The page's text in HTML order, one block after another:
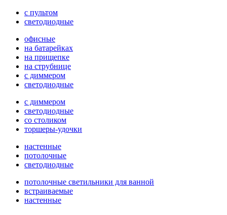
с пультом
светодиодные
офисные
на батарейках
на прищепке
на струбнице
с диммером
светодиодные
с диммером
светодиодные
со столиком
торшеры-удочки
настенные
потолочные
светодиодные
потолочные светильники для ванной
встраиваемые
настенные